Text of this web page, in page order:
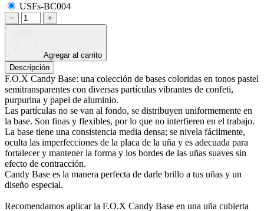
USFs-BC004
− +
Agregar al carrito
Descripción
F.O.X Candy Base: una colección de bases coloridas en tonos pastel
semitransparentes con diversas partículas vibrantes de confeti,
purpurina y papel de aluminio.
Las partículas no se van al fondo, se distribuyen uniformemente en
la base. Son finas y flexibles, por lo que no interfieren en el trabajo.
La base tiene una consistencia media densa; se nivela fácilmente,
oculta las imperfecciones de la placa de la uña y es adecuada para
fortalecer y mantener la forma y los bordes de las uñas suaves sin
efecto de contracción.
Candy Base es la manera perfecta de darle brillo a tus uñas y un
diseño especial.
Recomendamos aplicar la F.O.X Candy Base en una uña cubierta